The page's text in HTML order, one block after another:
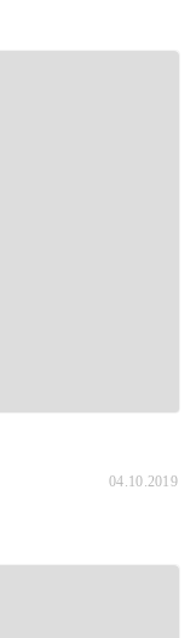
04.10.2019